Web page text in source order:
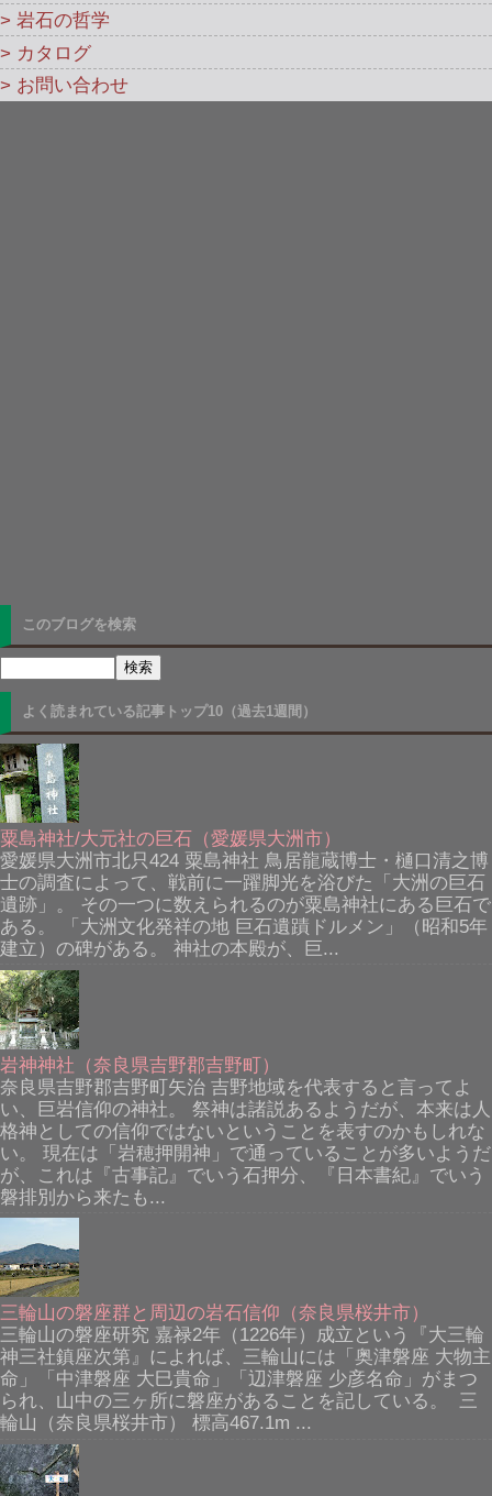
> 岩石の哲学
> カタログ
> お問い合わせ
このブログを検索
よく読まれている記事トップ10（過去1週間）
粟島神社/大元社の巨石（愛媛県大洲市）
愛媛県大洲市北只424 粟島神社 鳥居龍蔵博士・樋口清之博
士の調査によって、戦前に一躍脚光を浴びた「大洲の巨石
遺跡」。 その一つに数えられるのが粟島神社にある巨石で
ある。 「大洲文化発祥の地 巨石遺蹟ドルメン」（昭和5年
建立）の碑がある。 神社の本殿が、巨...
岩神神社（奈良県吉野郡吉野町）
奈良県吉野郡吉野町矢治 吉野地域を代表すると言ってよ
い、巨岩信仰の神社。 祭神は諸説あるようだが、本来は人
格神としての信仰ではないということを表すのかもしれな
い。 現在は「岩穂押開神」で通っていることが多いようだ
が、これは『古事記』でいう石押分、『日本書紀』でいう
磐排別から来たも...
三輪山の磐座群と周辺の岩石信仰（奈良県桜井市）
三輪山の磐座研究 嘉禄2年（1226年）成立という『大三輪
神三社鎮座次第』によれば、三輪山には「奥津磐座 大物主
命」「中津磐座 大巳貴命」「辺津磐座 少彦名命」がまつ
られ、山中の三ヶ所に磐座があることを記している。 三
輪山（奈良県桜井市） 標高467.1m ...